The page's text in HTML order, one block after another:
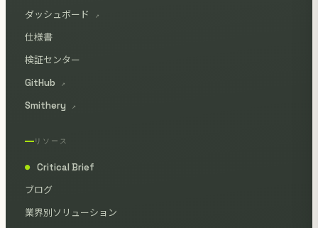
ダッシュボード ↗
仕様書
検証センター
GitHub
↗
Smithery ↗
リソース
●
Critical Brief
ブログ
業界別ソリューション